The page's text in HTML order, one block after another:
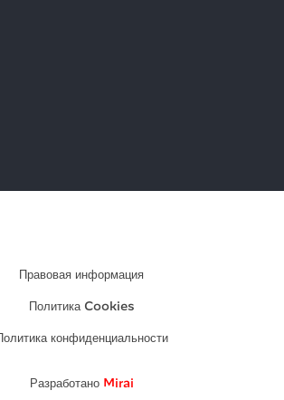
Правовая информация
Политика Cookies
Политика конфиденциальности
Разработано Mirai